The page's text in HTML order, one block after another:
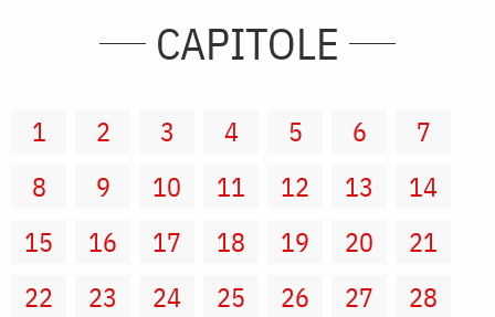
CAPITOLE
1 2 3 4 5 6
7
8
9 10 11 12 13
14
15
16 17 18 19 20
21
22
23 24 25 26 27
28